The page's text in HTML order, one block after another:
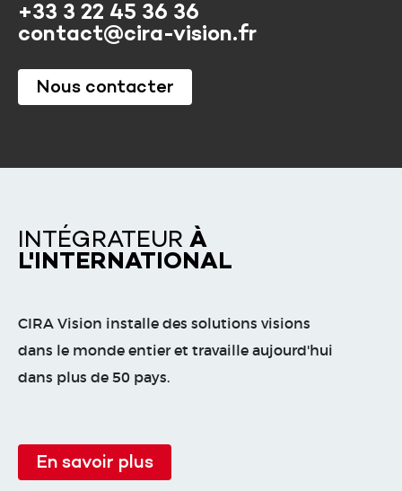
Nous contacter
+33 3 22 45 36 36
contact@cira-vision.fr
INTÉGRATEUR À
L'INTERNATIONAL
CIRA Vision installe des solutions visions
dans le monde entier et travaille aujourd'hui
dans plus de 50 pays.
En savoir plus